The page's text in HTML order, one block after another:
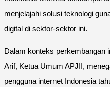
menjelajahi solusi teknologi
digital di sektor-sektor ini.
Dalam konteks perkembangan
Arif, Ketua Umum APJII,
pengguna internet Indonesia